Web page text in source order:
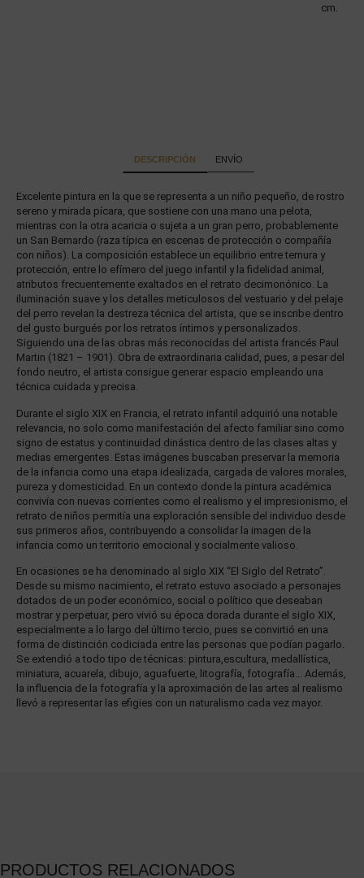
cm.
DESCRIPCIÓN ENVÍO
Excelente pintura en la que se representa a un niño pequeño, de rostro
sereno y mirada pícara, que sostiene con una mano una pelota,
mientras con la otra acaricia o sujeta a un gran perro, probablemente
un San Bernardo (raza típica en escenas de protección o compañía
con niños). La composición establece un equilibrio entre ternura y
protección, entre lo efímero del juego infantil y la fidelidad animal,
atributos frecuentemente exaltados en el retrato decimonónico. La
iluminación suave y los detalles meticulosos del vestuario y del pelaje
del perro revelan la destreza técnica del artista, que se inscribe dentro
del gusto burgués por los retratos íntimos y personalizados.
Siguiendo una de las obras más reconocidas del artista francés Paul
Martin (1821 – 1901). Obra de extraordinaria calidad, pues, a pesar del
fondo neutro, el artista consigue generar espacio empleando una
técnica cuidada y precisa.
Durante el siglo XIX en Francia, el retrato infantil adquirió una notable
relevancia, no solo como manifestación del afecto familiar sino como
signo de estatus y continuidad dinástica dentro de las clases altas y
medias emergentes. Estas imágenes buscaban preservar la memoria
de la infancia como una etapa idealizada, cargada de valores morales,
pureza y domesticidad. En un contexto donde la pintura académica
convivía con nuevas corrientes como el realismo y el impresionismo, el
retrato de niños permitía una exploración sensible del individuo desde
sus primeros años, contribuyendo a consolidar la imagen de la
infancia como un territorio emocional y socialmente valioso.
En ocasiones se ha denominado al siglo XIX “El Siglo del Retrato”.
Desde su mismo nacimiento, el retrato estuvo asociado a personajes
dotados de un poder económico, social o político que deseaban
mostrar y perpetuar, pero vivió su época dorada durante el siglo XIX,
especialmente a lo largo del último tercio, pues se convirtió en una
forma de distinción codiciada entre las personas que podían pagarlo.
Se extendió a todo tipo de técnicas: pintura,escultura, medallística,
miniatura, acuarela, dibujo, aguafuerte, litografía, fotografía… Además,
la influencia de la fotografía y la aproximación de las artes al realismo
llevó a representar las efigies con un naturalismo cada vez mayor.
PRODUCTOS RELACIONADOS